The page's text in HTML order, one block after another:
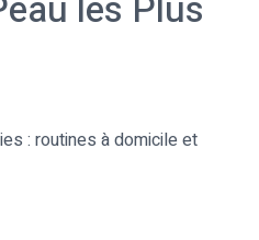
: routines à domicile et